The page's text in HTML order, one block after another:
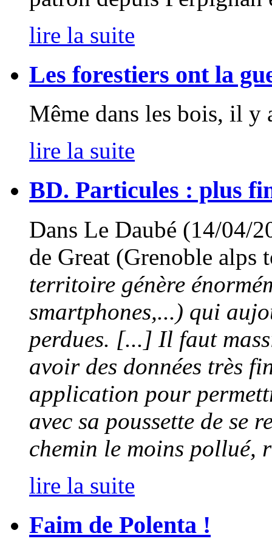
lire la suite
Les forestiers ont la
Même dans les bois, il y
lire la suite
BD. Particules : plus
Dans Le Daubé (14/04/
de Great (Grenoble
territoire génère
smartphones,...) qui
perdues. [...] Il faut
avoir des données très
application pour
avec sa poussette de se
chemin le moins pollué,
lire la suite
Faim de Polenta !